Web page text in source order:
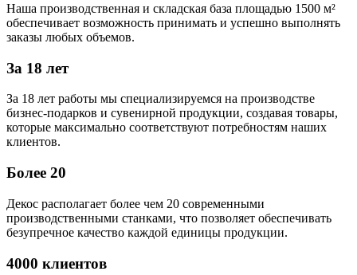
Наша производственная и складская база площадью 1500 м²
обеспечивает возможность принимать и успешно выполнять
заказы любых объемов.
За 18 лет
За 18 лет работы мы специализируемся на производстве
бизнес-подарков и сувенирной продукции, создавая товары,
которые максимально соответствуют потребностям наших
клиентов.
Более 20
Декос располагает более чем 20 современными
производственными станками, что позволяет обеспечивать
безупречное качество каждой единицы продукции.
4000 клиентов